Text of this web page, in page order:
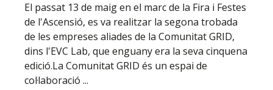
El passat 13 de maig en el marc de la Fira i Festes
de l'Ascensió, es va realitzar la segona trobada
de les empreses aliades de la Comunitat GRID,
dins l'EVC Lab, que enguany era la seva cinquena
edició.La Comunitat GRID és un espai de
col·laboració ...